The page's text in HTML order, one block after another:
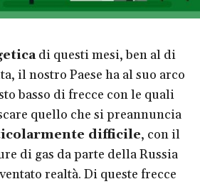
di questi mesi, ben al di
il nostro Paese ha al suo arco
basso di frecce con le quali
quello che si preannuncia
difficile, con il
di gas da parte della Russia
realtà. Di queste frecce